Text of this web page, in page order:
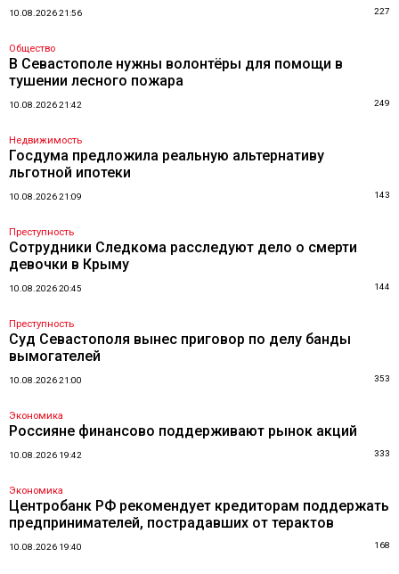
10.08.2026 21:56 227
Общество
В Севастополе нужны волонтёры для помощи в
тушении лесного пожара
10.08.2026 21:42 249
Недвижимость
Госдума предложила реальную альтернативу
льготной ипотеки
10.08.2026 21:09 143
Преступность
Сотрудники Следкома расследуют дело о смерти
девочки в Крыму
10.08.2026 20:45 144
Преступность
Суд Севастополя вынес приговор по делу банды
вымогателей
10.08.2026 21:00 353
Экономика
Россияне финансово поддерживают рынок акций
10.08.2026 19:42 333
Экономика
Центробанк РФ рекомендует кредиторам поддержать
предпринимателей, пострадавших от терактов
10.08.2026 19:40 168